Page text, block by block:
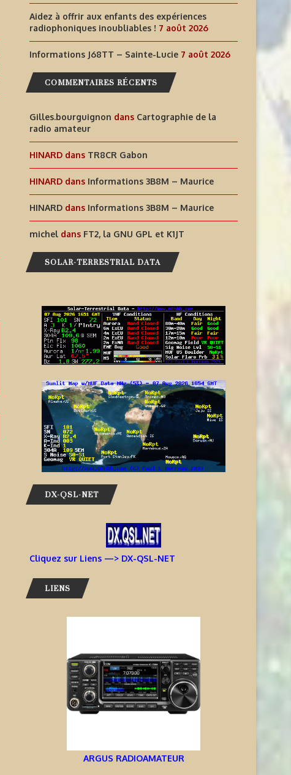
AIDEZ À OFFRIR AUX ENFANTS
DES EXPÉRIENCES
RADIOPHONIQUES...
INFORMATIONS J68TT –
Aidez à offrir aux enfants des expériences
radiophoniques inoubliables ! 7 août 2026
Informations J68TT – Sainte-Lucie 7 août 2026
COMMENTAIRES RÉCENTS
Gilles.bourguignon dans Cartographie de la
radio amateur
HINARD dans TR8CR Gabon
HINARD dans Informations 3B8M – Maurice
HINARD dans Informations 3B8M – Maurice
michel dans FT2, la GNU GPL et K1JT
SOLAR-TERRESTRIAL DATA
DX-QSL-NET
Cliquez sur Liens —> DX-QSL-NET
LIENS
ARGUS RADIOAMATEUR